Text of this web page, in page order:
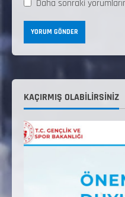
Daha sonraki
KAÇIRMIŞ OLABILIRSINIZ